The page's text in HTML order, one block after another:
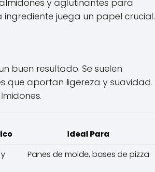
y aglutinantes para
juega un papel crucial.
buen resultado. Se suelen
que aportan ligereza y suavidad.
Ideal Para
Panes de molde, bases de pizza